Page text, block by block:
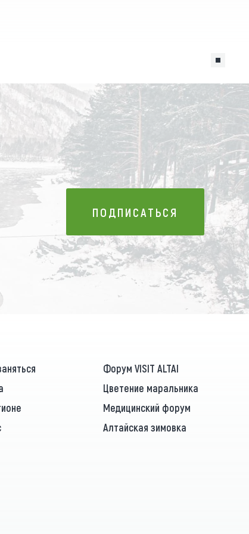
ПОДПИСАТЬСЯ
ПОДПИСАТЬСЯ
Форум VISIT ALTAI
Цветение маральника
Медицинский форум
Алтайская зимовка